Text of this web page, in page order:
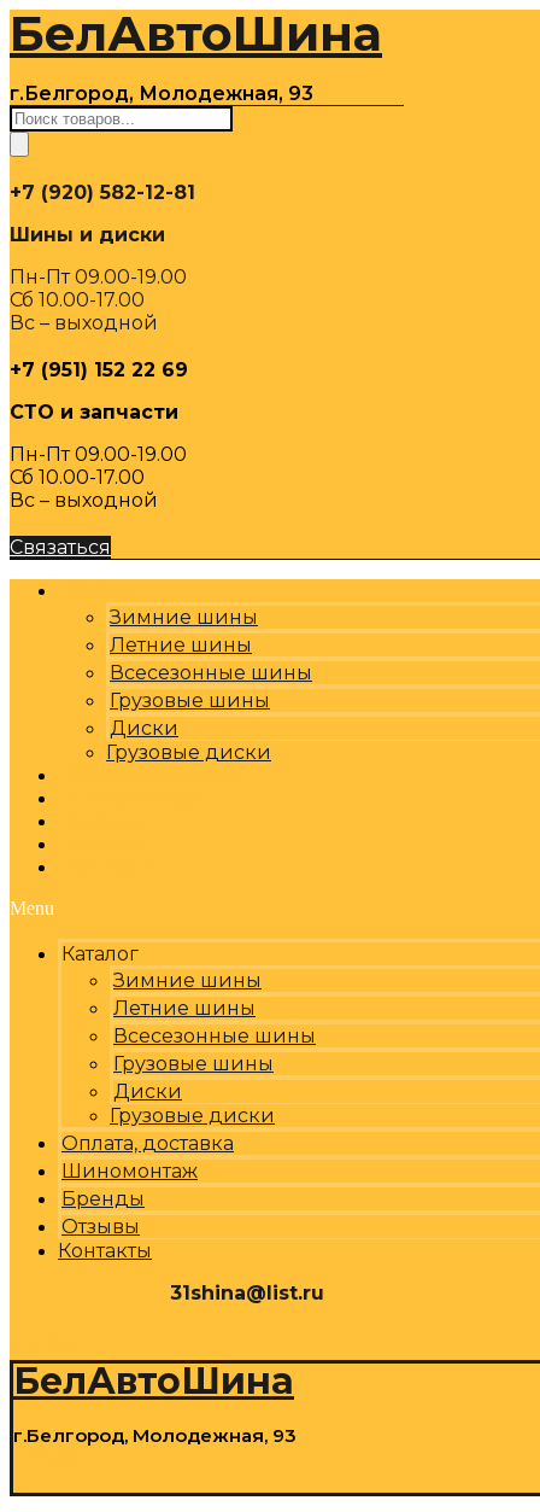
Перейти
содержимому
БелАвтоШина
г.Белгород, Молодежная, 93
Поиск
товаров
+7 (920) 582-12-81
Шины и диски
Пн-Пт 09.00-19.00
Сб 10.00-17.00
Вс – выходной
+7 (951) 152 22 69
СТО и запчасти
Пн-Пт 09.00-19.00
Сб 10.00-17.00
Вс – выходной
Связаться
Зимние шины
Летние шины
Всесезонные шины
Грузовые шины
Диски
Грузовые диски
Menu
Каталог
Зимние шины
Летние шины
Всесезонные шины
Грузовые шины
Диски
Грузовые диски
Оплата, доставка
Шиномонтаж
Бренды
Отзывы
Контакты
31shina@list.ru
БелАвтоШина
г.Белгород, Молодежная, 93